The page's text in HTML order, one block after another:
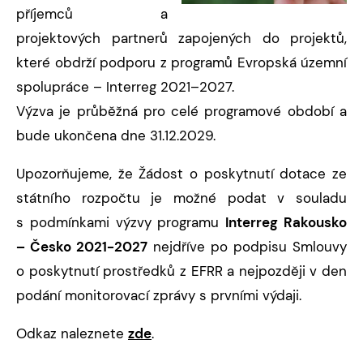
příjemců a
projektových partnerů zapojených do projektů,
které obdrží podporu z programů Evropská územní
spolupráce – Interreg 2021–2027.
Výzva je průběžná pro celé programové období a
bude ukončena dne 31.12.2029.
Upozorňujeme, že Žádost o poskytnutí dotace ze
státního rozpočtu je možné podat v souladu
s podmínkami výzvy programu Interreg Rakousko
– Česko 2021-2027 nejdříve po podpisu Smlouvy
o poskytnutí prostředků z EFRR a nejpozději v den
podání monitorovací zprávy s prvními výdaji.
Odkaz naleznete zde.